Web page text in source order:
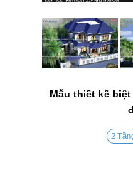
Mẫu thiết kế
2